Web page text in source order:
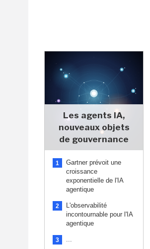
Les agents IA,
nouveaux objets
de gouvernance
1
Gartner prévoit une
croissance
exponentielle de l'IA
agentique
2
L'observabilité
incontournable pour l'IA
agentique
3 ...